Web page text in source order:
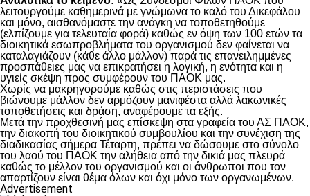
λειτουργούμε καθημερινά με γνώμωνα το καλό του Δικεφάλου
και μόνο, αισθανόμαστε την ανάγκη να τοποθετηθούμε
(ελπίζουμε για τελευταία φορά) καθώς εν όψη των 100 ετών τα
διοικητικά εσωπροβλήματα του οργανισμού δεν φαίνεται να
καταλαγιάζουν (κάθε άλλο μάλλον) παρά τις επανειλημμένες
προσπάθειες μας να επικρατήσει η λογική, η ενότητα και η
υγιείς σκέψη προς συμφέρουν του ΠΑΟΚ μας.
Χωρίς να μακρηγορούμε καθώς στις περιστάσεις που
βιώνουμε μάλλον δεν αρμόζουν μανιφέστα αλλά λακωνικές
τοποθετήσεις και δράση, αναφέρουμε τα εξής.
Μετά την προχθεσινή μας επίσκεψη στα γραφεία του ΑΣ ΠΑΟΚ,
την διακοπή του διοικητικού συμβουλίου και την συνέχιση της
διαδικασίας σήμερα Τέταρτη, πρέπει να δώσουμε στο σύνολο
του λαού του ΠΑΟΚ την αλήθεια από την δικιά μας πλευρά
καθώς το μέλλον του οργανισμού και οι άνθρωποι που τον
απαρτίζουν είναι θέμα όλων και όχι μόνο των οργανωμένων.
Advertisement